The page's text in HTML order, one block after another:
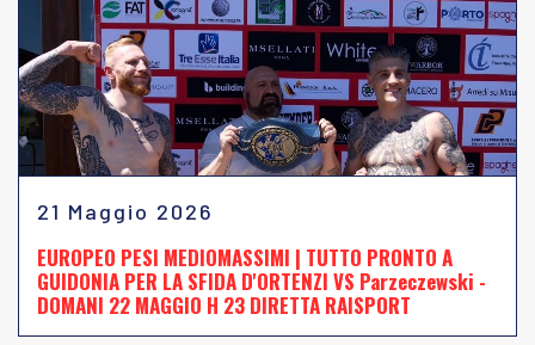
21 Maggio 2026
EUROPEO PESI MEDIOMASSIMI | TUTTO PRONTO A
GUIDONIA PER LA SFIDA D'ORTENZI VS Parzeczewski -
DOMANI 22 MAGGIO H 23 DIRETTA RAISPORT